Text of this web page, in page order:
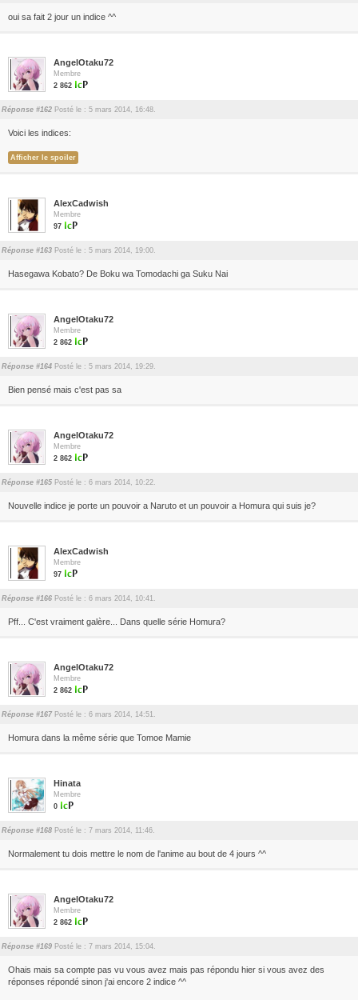
oui sa fait 2 jour un indice ^^
AngelOtaku72
Membre
2 862
Réponse #162 Posté le : 5 mars 2014, 16:48.
Voici les indices:
AlexCadwish
Membre
97
Réponse #163 Posté le : 5 mars 2014, 19:00.
Hasegawa Kobato? De Boku wa Tomodachi ga Suku Nai
AngelOtaku72
Membre
2 862
Réponse #164 Posté le : 5 mars 2014, 19:29.
Bien pensé mais c'est pas sa
AngelOtaku72
Membre
2 862
Réponse #165 Posté le : 6 mars 2014, 10:22.
Nouvelle indice je porte un pouvoir a Naruto et un pouvoir a Homura qui suis je?
AlexCadwish
Membre
97
Réponse #166 Posté le : 6 mars 2014, 10:41.
Pff... C'est vraiment galère... Dans quelle série Homura?
AngelOtaku72
Membre
2 862
Réponse #167 Posté le : 6 mars 2014, 14:51.
Homura dans la même série que Tomoe Mamie
Hinata
Membre
0
Réponse #168 Posté le : 7 mars 2014, 11:46.
Normalement tu dois mettre le nom de l'anime au bout de 4 jours ^^
AngelOtaku72
Membre
2 862
Réponse #169 Posté le : 7 mars 2014, 15:04.
Ohais mais sa compte pas vu vous avez mais pas répondu hier si vous avez des
réponses répondé sinon j'ai encore 2 indice ^^